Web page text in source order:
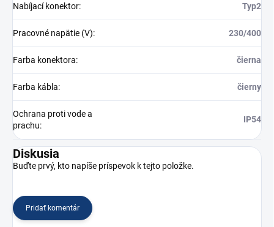
Nabíjací konektor: Typ2
Pracovné napätie (V): 230/400
Farba konektora: čierna
Farba kábla: čierny
Ochrana proti vode a
prachu:
IP54
Diskusia
Buďte prvý, kto napíše príspevok k tejto položke.
Pridať komentár